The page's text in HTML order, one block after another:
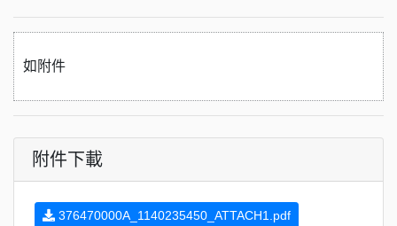
如附件
附件下載
376470000A_1140235450_ATTACH1.pdf